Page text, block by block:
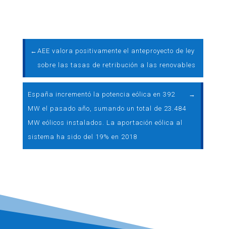
← AEE valora positivamente el anteproyecto de ley
sobre las tasas de retribución a las renovables
España incrementó la potencia eólica en 392
MW el pasado año, sumando un total de 23.484
MW eólicos instalados. La aportación eólica al
sistema ha sido del 19% en 2018
→